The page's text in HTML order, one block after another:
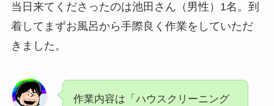
当日来てくださったのは池田さん（男性）1名。到
着してまずお風呂から手際良く作業をしていただ
きました。
作業内容は「ハウスクリーニング